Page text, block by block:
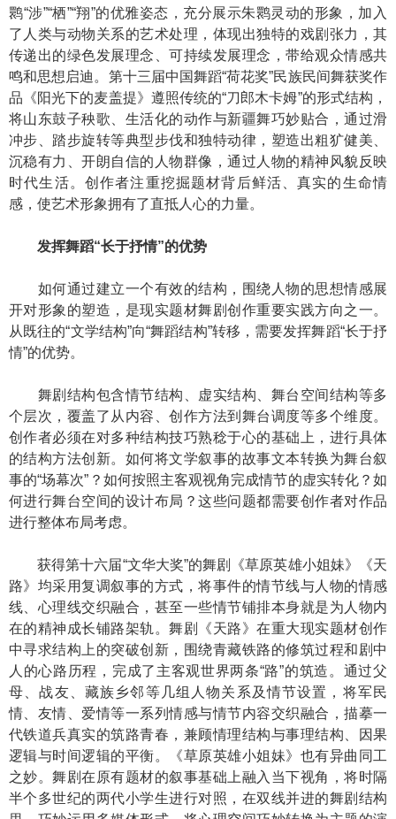
鹮“涉”“栖”“翔”的优雅姿态，充分展示朱鹮灵动的形象，加入
了人类与动物关系的艺术处理，体现出独特的戏剧张力，其
传递出的绿色发展理念、可持续发展理念，带给观众情感共
鸣和思想启迪。第十三届中国舞蹈“荷花奖”民族民间舞获奖作
品《阳光下的麦盖提》遵照传统的“刀郎木卡姆”的形式结构，
将山东鼓子秧歌、生活化的动作与新疆舞巧妙贴合，通过滑
冲步、踏步旋转等典型步伐和独特动律，塑造出粗犷健美、
沉稳有力、开朗自信的人物群像，通过人物的精神风貌反映
时代生活。创作者注重挖掘题材背后鲜活、真实的生命情
感，使艺术形象拥有了直抵人心的力量。
发挥舞蹈“长于抒情”的优势
如何通过建立一个有效的结构，围绕人物的思想情感展
开对形象的塑造，是现实题材舞剧创作重要实践方向之一。
从既往的“文学结构”向“舞蹈结构”转移，需要发挥舞蹈“长于抒
情”的优势。
舞剧结构包含情节结构、虚实结构、舞台空间结构等多
个层次，覆盖了从内容、创作方法到舞台调度等多个维度。
创作者必须在对多种结构技巧熟稔于心的基础上，进行具体
的结构方法创新。如何将文学叙事的故事文本转换为舞台叙
事的“场幕次”？如何按照主客观视角完成情节的虚实转化？如
何进行舞台空间的设计布局？这些问题都需要创作者对作品
进行整体布局考虑。
获得第十六届“文华大奖”的舞剧《草原英雄小姐妹》《天
路》均采用复调叙事的方式，将事件的情节线与人物的情感
线、心理线交织融合，甚至一些情节铺排本身就是为人物内
在的精神成长铺路架轨。舞剧《天路》在重大现实题材创作
中寻求结构上的突破创新，围绕青藏铁路的修筑过程和剧中
人的心路历程，完成了主客观世界两条“路”的筑造。通过父
母、战友、藏族乡邻等几组人物关系及情节设置，将军民
情、友情、爱情等一系列情感与情节内容交织融合，描摹一
代铁道兵真实的筑路青春，兼顾情理结构与事理结构、因果
逻辑与时间逻辑的平衡。《草原英雄小姐妹》也有异曲同工
之妙。舞剧在原有题材的叙事基础上融入当下视角，将时隔
半个多世纪的两代小学生进行对照，在双线并进的舞剧结构